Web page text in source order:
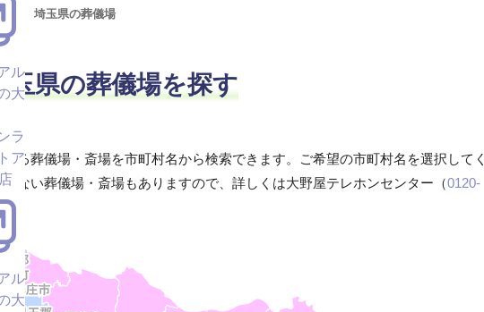
ル
大
ラ
ア
ル
大
埼玉県の葬儀場
玉県の葬儀場を探す
る葬儀場・斎場を市町村名から検索できます。ご希望の市町村名を選択してく
ない葬儀場・斎場もありますので、詳しくは大野屋テレホンセンター（0120-